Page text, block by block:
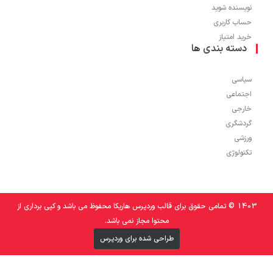
نویسنده شوید
حساب کاربری
خرید امتیاز
دسته بندی ها
سیاسی
اجتماعی
خارجی
گردشگری
ورزشی
تکنولوژی
1403 © تمامی حقوق برای قالب وردپرس هاریکا محفوظ می باشد و کپی برداری از
محتوا مجاز نمی باشد.
طراحی شده برای وردپرس